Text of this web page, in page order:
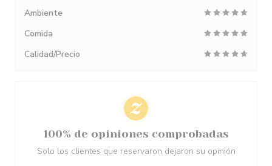
Ambiente
Comida
Calidad/Precio
100% de opiniones comprobadas
Solo los clientes que reservaron dejaron su opinión